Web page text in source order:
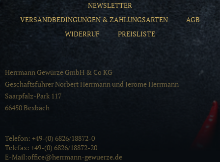
NEWSLETTER
VERSANDBEDINGUNGEN & ZAHLUNGSARTEN
AGB
WIDERRUF
PREISLISTE
Herrmann Gewürze GmbH & Co KG
Geschäftsführer Norbert Herrmann und Jerome Herrmann
Saarpfalz-Park 117
66450 Bexbach
Telefon: +49-(0) 6826/18872-0
Telefax: +49-(0) 6826/18872-20
E-Mail:office@herrmann-gewuerze.de